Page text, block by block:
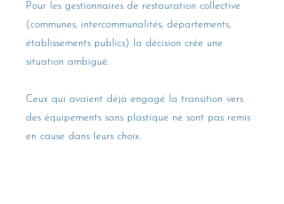
Pour les gestionnaires de restauration collective
(communes, intercommunalités, départements,
établissements publics) la décision crée une
situation ambiguë.
Ceux qui avaient déjà engagé la transition vers
des équipements sans plastique ne sont pas remis
en cause dans leurs choix.